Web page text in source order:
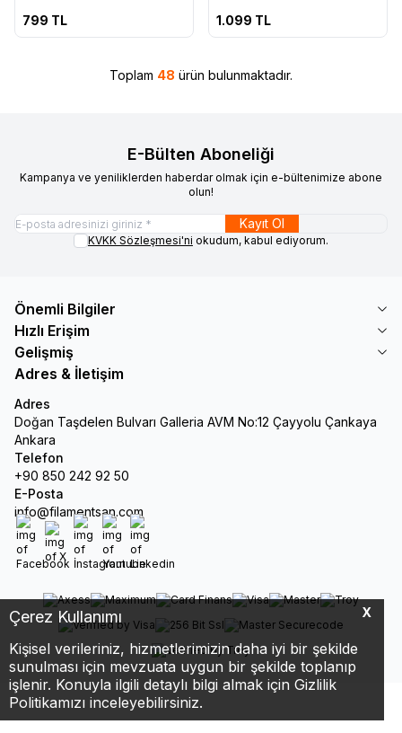
X
Çerez Kullanımı
Kişisel verileriniz, hizmetlerimizin daha iyi bir şekilde
sunulması için mevzuata uygun bir şekilde toplanıp
işlenir. Konuyla ilgili detaylı bilgi almak için Gizlilik
Politikamızı inceleyebilirsiniz.
799 TL 1.099 TL
Toplam 48 ürün bulunmaktadır.
E-Bülten Aboneliği
Kampanya ve yeniliklerden haberdar olmak için e-bültenimize abone
olun!
Kayıt Ol
KVKK Sözleşmesi'ni okudum, kabul ediyorum.
Önemli Bilgiler
Hızlı Erişim
Gelişmiş
Adres & İletişim
Adres
Doğan Taşdelen Bulvarı Galleria AVM No:12 Çayyolu Çankaya
Ankara
Telefon
+90 850 242 92 50
E-Posta
info@filamentsan.com
Facebook
X İnstagram
Youtube